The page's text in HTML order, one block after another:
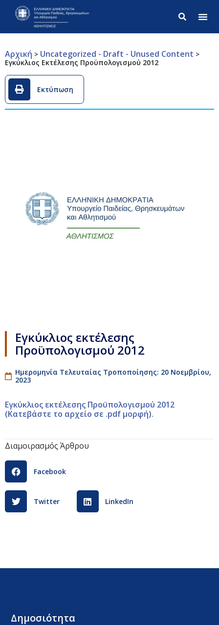
Αρχική > Uncategorized - Draft - Unused Content >
Εγκύκλιος Εκτέλεσης Προϋπολογισμού 2012
Εκτύπωση
Εγκύκλιος εκτέλεσης
Προϋπολογισμού 2012
Ημερομηνία Τελευταίας Τροποποίησης: 20 Νοεμβρίου,
2023
Εγκύκλιος εκτέλεσης Προϋπολογισμού 2012
(Κατεβάστε το αρχείο σε .pdf μορφή).
Διαμοιρασμός Άρθρου
Facebook
Twitter LinkedIn
Δημοσιότητα